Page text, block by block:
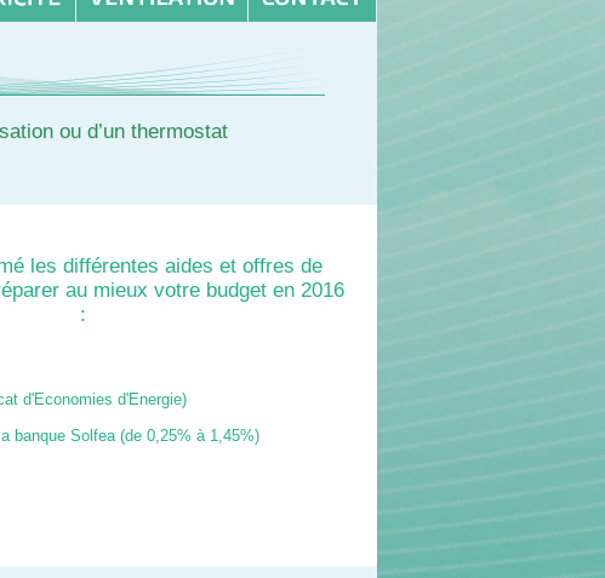
ou d’un thermostat
les différentes aides et offres de
au mieux votre budget en 2016
:
d'Economies d'Energie)
banque Solfea (de 0,25% à 1,45%)